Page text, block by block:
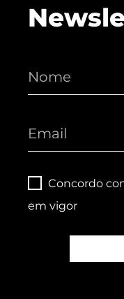
Concordo
em vigor